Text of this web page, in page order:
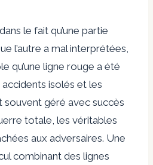
le fait qu’une partie
l’autre a mal interprétées,
qu’une ligne rouge a été
isolés et les
souvent géré avec succès
totale, les véritables
aux adversaires. Une
combinant des lignes